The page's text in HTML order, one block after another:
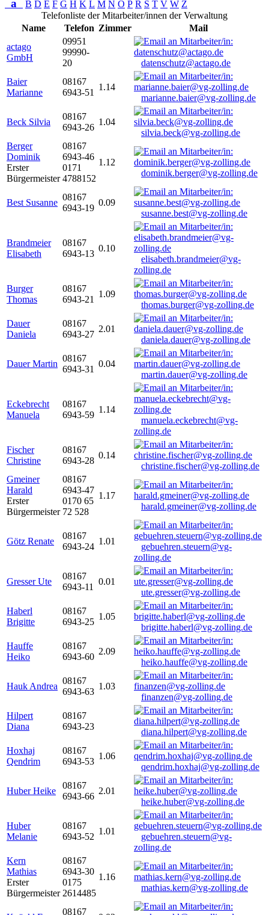
a B D E F G H K L M N O P R S T V W Z
Telefonliste der Mitarbeiter/innen der Verwaltung
Name
Telefon Zimmer
Mail
actago
GmbH
09951
99990-
20
datenschutz@actago.de
Baier
Marianne
08167
6943-51
1.14
marianne.baier@vg-zolling.de
Beck Silvia
08167
6943-26
1.04
silvia.beck@vg-zolling.de
Berger
Dominik
Erster
Bürgermeister
08167
6943-46
0171
4788152
1.12
dominik.berger@vg-zolling.de
Best Susanne
08167
6943-19
0.09
susanne.best@vg-zolling.de
Brandmeier
Elisabeth
08167
6943-13
0.10
elisabeth.brandmeier@vg-
zolling.de
Burger
Thomas
08167
6943-21
1.09
thomas.burger@vg-zolling.de
Dauer
Daniela
08167
6943-27
2.01
daniela.dauer@vg-zolling.de
Dauer Martin
08167
6943-31
0.04
martin.dauer@vg-zolling.de
Eckebrecht
Manuela
08167
6943-59
1.14
manuela.eckebrecht@vg-
zolling.de
Fischer
Christine
08167
6943-28
0.14
christine.fischer@vg-zolling.de
Gmeiner
Harald
Erster
Bürgermeister
08167
6943-47
0170 65
72 528
1.17
harald.gmeiner@vg-zolling.de
Götz Renate
08167
6943-24
1.01
gebuehren.steuern@vg-
zolling.de
Gresser Ute
08167
6943-11
0.01
ute.gresser@vg-zolling.de
Haberl
Brigitte
08167
6943-25
1.05
brigitte.haberl@vg-zolling.de
Hauffe
Heiko
08167
6943-60
2.09
heiko.hauffe@vg-zolling.de
Hauk Andrea
08167
6943-63
1.03
finanzen@vg-zolling.de
Hilpert
Diana
08167
6943-23
diana.hilpert@vg-zolling.de
Hoxhaj
Qendrim
08167
6943-53
1.06
qendrim.hoxhaj@vg-zolling.de
Huber Heike
08167
6943-66
2.01
heike.huber@vg-zolling.de
Huber
Melanie
08167
6943-52
1.01
gebuehren.steuern@vg-
zolling.de
Kern
Mathias
Erster
Bürgermeister
08167
6943-30
0175
2614485
1.16
mathias.kern@vg-zolling.de
08167